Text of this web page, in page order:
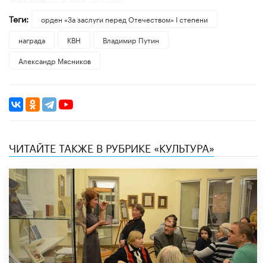
Теги:
орден «За заслуги перед Отечеством» I степени
награда
КВН
Владимир Путин
Александр Мясников
ЧИТАЙТЕ ТАКЖЕ В РУБРИКЕ «КУЛЬТУРА»